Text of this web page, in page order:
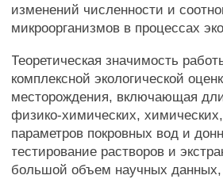
изменений численности и
микроорганизмов в процессах
Теоретическая значимость
комплексной экологической
месторождения, включающая
физико-химических,
параметров покровных вод и
тестирование растворов и
большой объем научных